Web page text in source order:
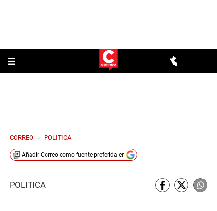
CORREO > POLITICA
Añadir Correo como fuente preferida en
POLÍTICA